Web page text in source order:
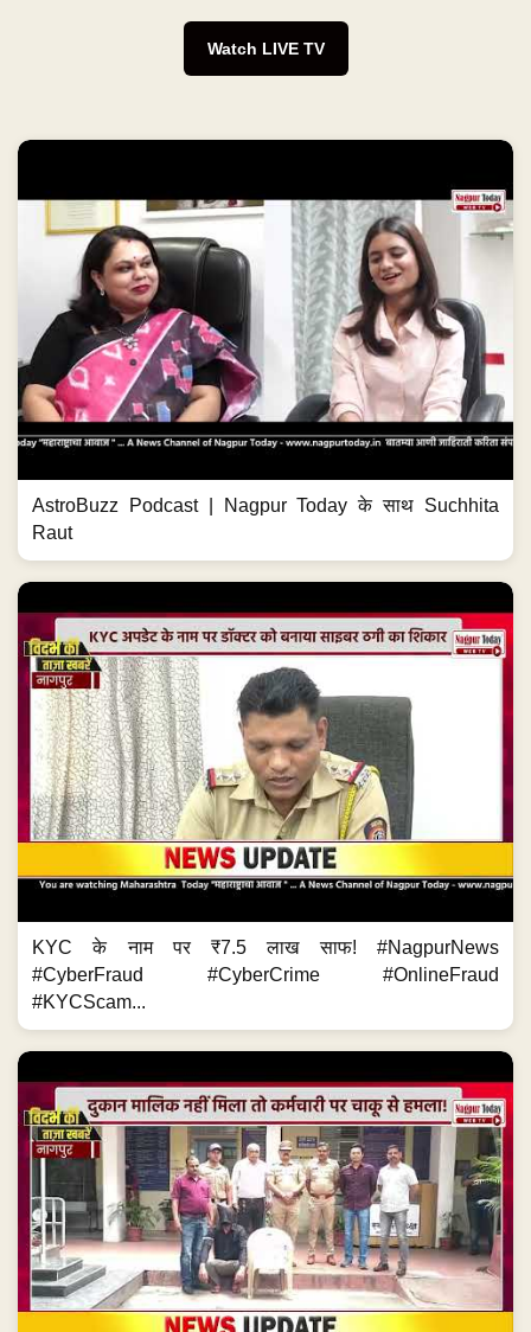
Watch LIVE TV
AstroBuzz Podcast | Nagpur Today के साथ Suchhita
Raut
KYC के नाम पर ₹7.5 लाख साफ! #NagpurNews
#CyberFraud #CyberCrime #OnlineFraud
#KYCScam...